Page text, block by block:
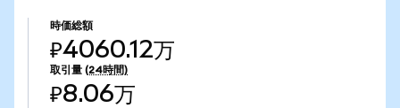
時価総額
₽4060.12万
取引量 (24時間)
₽8.06万